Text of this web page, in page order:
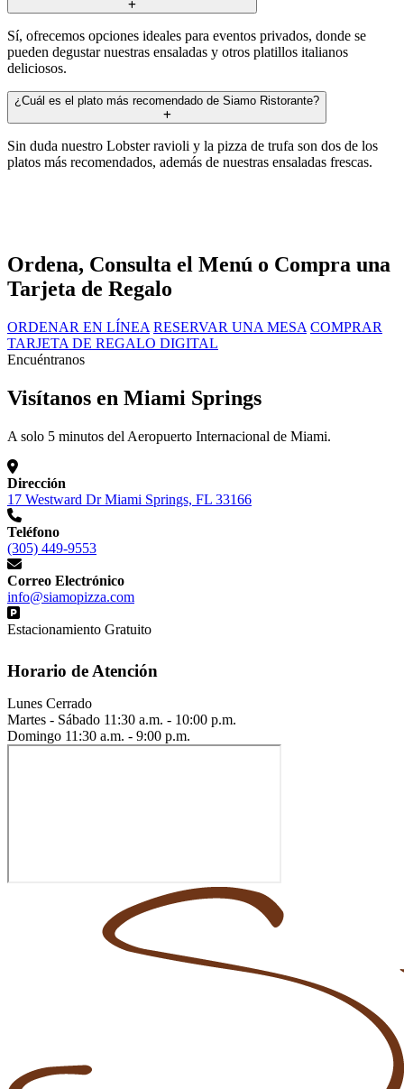
Sí, ofrecemos opciones ideales para eventos privados, donde se
pueden degustar nuestras ensaladas y otros platillos italianos
deliciosos.
¿Cuál es el plato más recomendado de Siamo Ristorante?
Sin duda nuestro Lobster ravioli y la pizza de trufa son dos de los
platos más recomendados, además de nuestras ensaladas frescas.
Ordena, Consulta el Menú o Compra una
Tarjeta de Regalo
ORDENAR EN LÍNEA RESERVAR UNA MESA COMPRAR
TARJETA DE REGALO DIGITAL
Encuéntranos
Visítanos en Miami Springs
A solo 5 minutos del Aeropuerto Internacional de Miami.
Dirección
17 Westward Dr Miami Springs, FL 33166
Teléfono
(305) 449-9553
Correo Electrónico
info@siamopizza.com
Estacionamiento Gratuito
Horario de Atención
Lunes Cerrado
Martes - Sábado 11:30 a.m. - 10:00 p.m.
Domingo 11:30 a.m. - 9:00 p.m.